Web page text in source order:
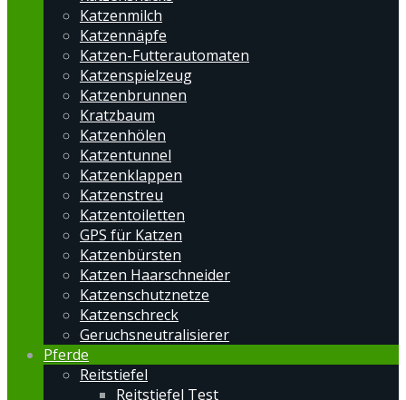
Katzenmilch
Katzennäpfe
Katzen-Futterautomaten
Katzenspielzeug
Katzenbrunnen
Kratzbaum
Katzenhölen
Katzentunnel
Katzenklappen
Katzenstreu
Katzentoiletten
GPS für Katzen
Katzenbürsten
Katzen Haarschneider
Katzenschutznetze
Katzenschreck
Geruchsneutralisierer
Pferde
Reitstiefel
Reitstiefel Test